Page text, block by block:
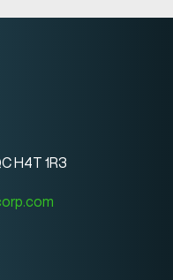
H4T 1R3